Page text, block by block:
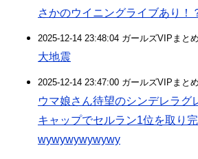
さかのウイニングライブあり！
2025-12-14 23:48:04 ガールズVIPまとめ
大地震
2025-12-14 23:47:00 ガールズVIPまとめ
ウマ娘さん待望のシンデレラグ
キャップでセルラン1位を取り
wywywywywywy